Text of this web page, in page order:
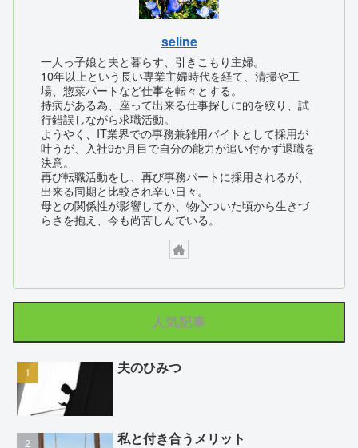
seline
一人っ子娘と夫と暮らす、引きこもり主婦。
10年以上という長い専業主婦時代を経て、清掃や工
場、惣菜パートなど仕事を転々とする。
持病がある為、座って出来る仕事探しに的を絞り、試
行錯誤しながら求職活動。
ようやく、IT業界での事務兼雑用バイトとして採用が
叶うが、入社9か月目で自分の能力が追い付かず退職を
決意。
再び転職活動をし、再び事務パートに採用されるが、
出来る同期と比較され辛い日々。
母との関係性が影響してか、物心ついた頃から生きづ
らさを抱え、今も尚苦しんでいる。
人気記事
夫のひみつ
私と付き合うメリット